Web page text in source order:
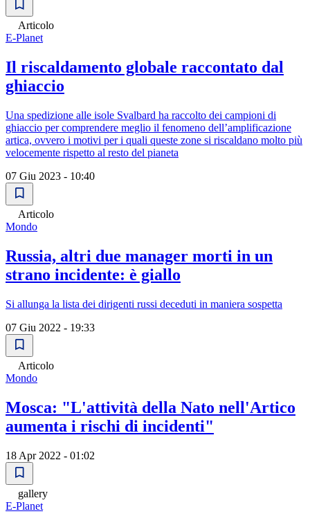
Articolo
E-Planet
Il riscaldamento globale raccontato dal
ghiaccio
Una spedizione alle isole Svalbard ha raccolto dei campioni di
ghiaccio per comprendere meglio il fenomeno dell’amplificazione
artica, ovvero i motivi per i quali queste zone si riscaldano molto più
velocemente rispetto al resto del pianeta
07 Giu 2023 - 10:40
Articolo
Mondo
Russia, altri due manager morti in un
strano incidente: è giallo
Si allunga la lista dei dirigenti russi deceduti in maniera sospetta
07 Giu 2022 - 19:33
Articolo
Mondo
Mosca: "L'attività della Nato nell'Artico
aumenta i rischi di incidenti"
18 Apr 2022 - 01:02
gallery
E-Planet